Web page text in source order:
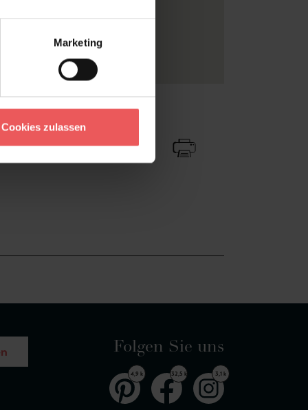
Marketing
Cookies zulassen
Folgen Sie uns
4,9 k 32,5 k 3,1 k